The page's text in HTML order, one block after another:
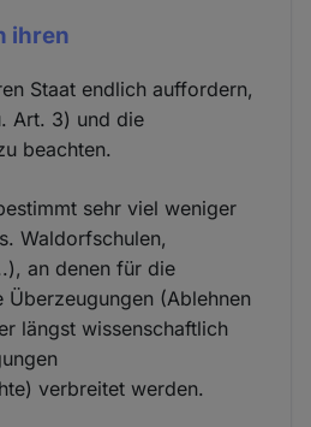
ihren
Staat endlich auffordern,
Art. 3) und die
beachten.
sehr viel weniger
Waldorfschulen,
an denen für die
Überzeugungen (Ablehnen
längst wissenschaftlich
verbreitet werden.